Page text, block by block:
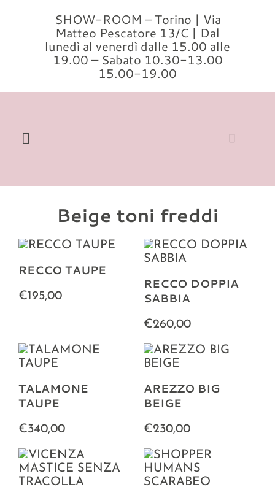
SHOW-ROOM – Torino | Via
Matteo Pescatore 13/C | Dal
lunedì al venerdì dalle 15.00 alle
19.00 – Sabato 10.30-13.00
15.00-19.00
Toggle
Modelli
Beige toni freddi
RECCO TAUPE
€195,00
RECCO DOPPIA
SABBIA
€260,00
TALAMONE
TAUPE
€340,00
AREZZO BIG
BEIGE
€230,00